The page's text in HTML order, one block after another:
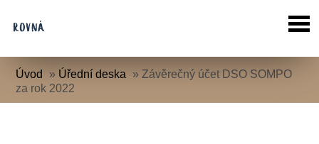
Úvod » Úřední deska » Závěrečný účet DSO SOMPO
za rok 2022